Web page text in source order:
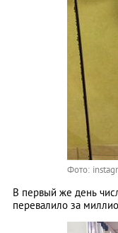
Фото:
В первый же день
перевалило за